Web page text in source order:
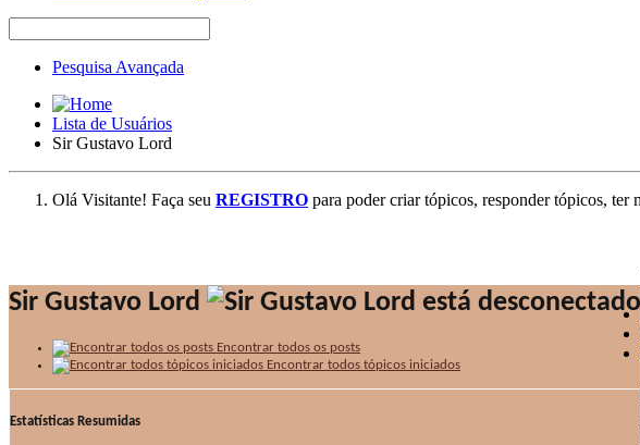
Pesquisa Avançada
Lista de Usuários
Sir Gustavo Lord
Olá Visitante! Faça seu REGISTRO para poder criar tópicos, responder tópicos, ter
Sir Gustavo Lord
Encontrar todos os posts
Encontrar todos tópicos iniciados
Estatísticas Resumidas